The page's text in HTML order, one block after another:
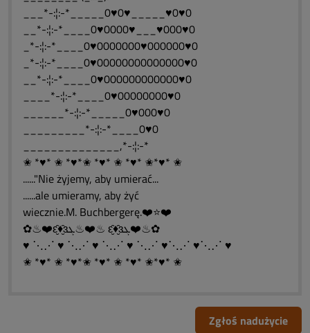
___*-:¦:-*_____0♥0♥_____♥0♥0
__*-:¦:-*____0♥0000♥___♥000♥0
_*-:¦:-*____0♥0000000♥000000♥0
_*-:¦:-*____0♥00000000000000♥0
__*-:¦:-*____0♥000000000000♥0
____*-:¦:-*____0♥00000000♥0
______*-:¦:-*_____0♥000♥0
_________*-:¦:-*____0♥0
______________,*-:¦:-*
✬ *♥* ✬ *♥*✬ *♥* ✬ *♥* ✬*♥* ✬
......"Nie żyjemy, aby umierać...
......ale umieramy, aby żyć
wiecznie.M. Buchbergerę.❤️⭐❤️
✿♨❤️ԑ̮̑♦̮̑ɜܓ♨❤️♨ ԑ̮̑♦̮̑ɜܓ❤️♨✿
♥ ⋱⋰ ♥ ⋱⋰ ♥ ⋱⋰ ♥ ⋱⋰ ♥⋱⋰ ♥⋱⋰ ♥
✬ *♥* ✬ *♥*✬ *♥* ✬ *♥* ✬*♥* ✬
Zgłoś nadużycie